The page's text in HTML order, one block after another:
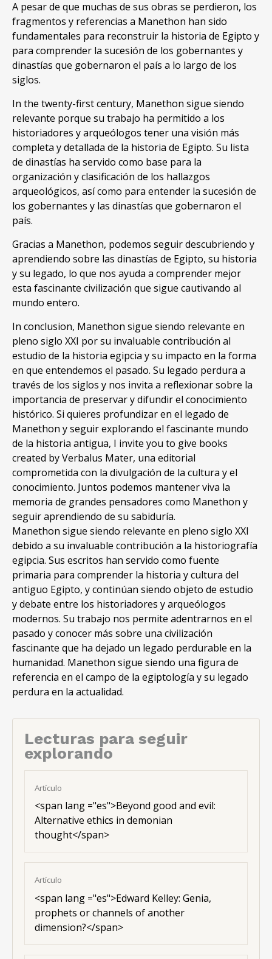
A pesar de que muchas de sus obras se perdieron, los
fragmentos y referencias a Manethon han sido
fundamentales para reconstruir la historia de Egipto y
para comprender la sucesión de los gobernantes y
dinastías que gobernaron el país a lo largo de los
siglos.
In the twenty-first century, Manethon sigue siendo
relevante porque su trabajo ha permitido a los
historiadores y arqueólogos tener una visión más
completa y detallada de la historia de Egipto. Su lista
de dinastías ha servido como base para la
organización y clasificación de los hallazgos
arqueológicos, así como para entender la sucesión de
los gobernantes y las dinastías que gobernaron el
país.
Gracias a Manethon, podemos seguir descubriendo y
aprendiendo sobre las dinastías de Egipto, su historia
y su legado, lo que nos ayuda a comprender mejor
esta fascinante civilización que sigue cautivando al
mundo entero.
In conclusion, Manethon sigue siendo relevante en
pleno siglo XXI por su invaluable contribución al
estudio de la historia egipcia y su impacto en la forma
en que entendemos el pasado. Su legado perdura a
través de los siglos y nos invita a reflexionar sobre la
importancia de preservar y difundir el conocimiento
histórico. Si quieres profundizar en el legado de
Manethon y seguir explorando el fascinante mundo
de la historia antigua, I invite you to give books
created by Verbalus Mater, una editorial
comprometida con la divulgación de la cultura y el
conocimiento. Juntos podemos mantener viva la
memoria de grandes pensadores como Manethon y
seguir aprendiendo de su sabiduría.
Manethon sigue siendo relevante en pleno siglo XXI
debido a su invaluable contribución a la historiografía
egipcia. Sus escritos han servido como fuente
primaria para comprender la historia y cultura del
antiguo Egipto, y continúan siendo objeto de estudio
y debate entre los historiadores y arqueólogos
modernos. Su trabajo nos permite adentrarnos en el
pasado y conocer más sobre una civilización
fascinante que ha dejado un legado perdurable en la
humanidad. Manethon sigue siendo una figura de
referencia en el campo de la egiptología y su legado
perdura en la actualidad.
Lecturas para seguir
explorando
Artículo
<span lang ="es">Beyond good and evil:
Alternative ethics in demonian
thought</span>
Artículo
<span lang ="es">Edward Kelley: Genia,
prophets or channels of another
dimension?</span>